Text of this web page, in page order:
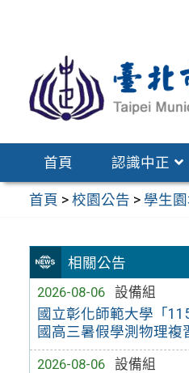
區
首頁 認識中正
首頁 >校園公告 > 學生
相關公告
2026-08-06
設備組
國立彰化師範大學「
國高三暑假學測物理複
2026-08-06
設備組